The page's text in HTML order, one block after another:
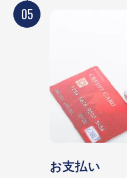
05
お支払い